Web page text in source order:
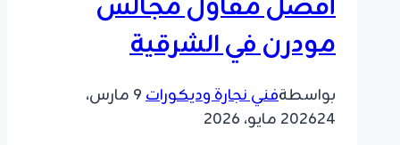
مودرن في الشرقية
بواسطةفني نجارة وديكورات
9 مارس،
202624 مايو، 2026